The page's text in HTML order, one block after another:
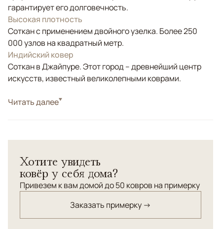
гарантирует его долговечность.
Высокая плотность
Соткан с применением двойного узелка. Более 250
000 узлов на квадратный метр.
Индийский ковер
Соткан в Джайпуре. Этот город – древнейший центр
искусств, известный великолепными коврами.
СтильКлассические
Рисунок ковра - импровизация на тему старинного
египетского орнамента 17го века "Мамлюк".
Читать далее
Хотите увидеть
ковёр у себя дома?
Привезем к вам домой до 50 ковров на примерку
Заказать примерку →